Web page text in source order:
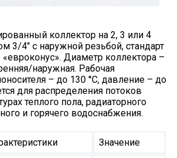
коллектор на 2, 3 или 4
3/4" с наружной резьбой, стандарт
Диаметр коллектора –
наружная. Рабочая
– до 130 °С, давление – до
для распределения потоков
теплого пола, радиаторного
и горячего водоснабжения.
Значение